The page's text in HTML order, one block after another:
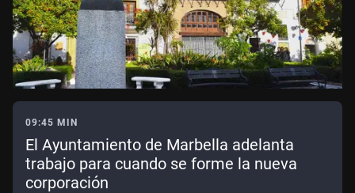
09:45 MIN
El Ayuntamiento de Marbella adelanta
trabajo para cuando se forme la nueva
corporación